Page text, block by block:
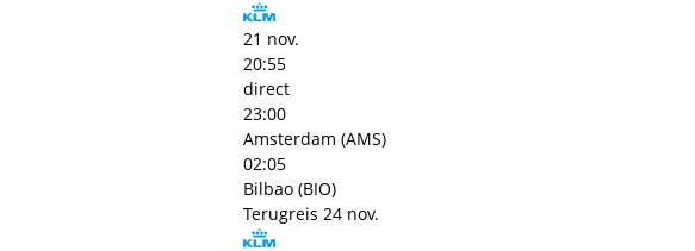
21 nov.
20:55
direct
23:00
Amsterdam (AMS)
02:05
Bilbao (BIO)
Terugreis 24 nov.